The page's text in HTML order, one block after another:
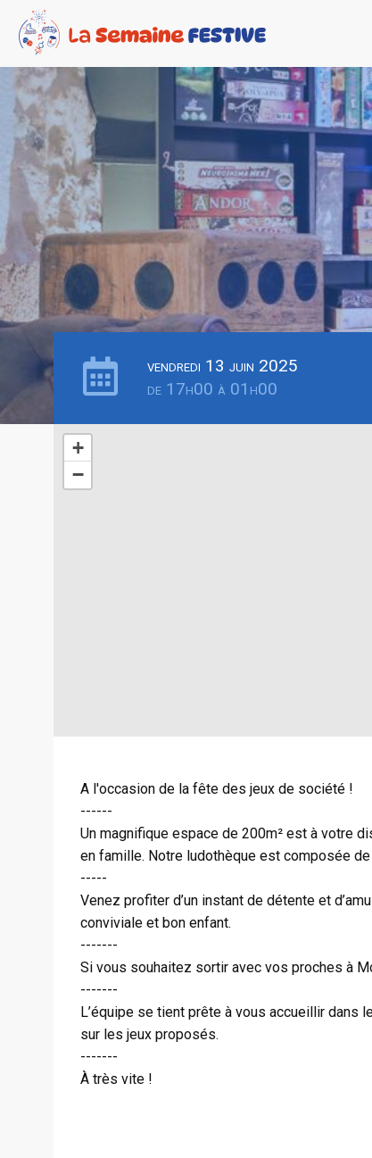
vendredi 13 juin 2025
de 17h00 à 01h00
+
−
A l'occasion de la fête des jeux de société !
------
Un magnifique espace de 200m² est à votre
en famille. Notre ludothèque est composée
-----
Venez profiter d’un instant de détente et
conviviale et bon enfant.
-------
Si vous souhaitez sortir avec vos proches à
-------
L’équipe se tient prête à vous accueillir
sur les jeux proposés.
-------
À très vite !